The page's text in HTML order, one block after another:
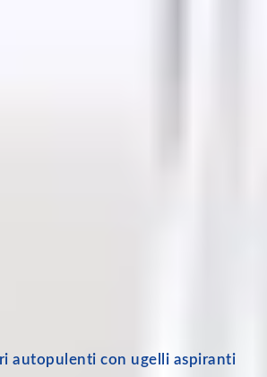
autopulenti con ugelli aspiranti